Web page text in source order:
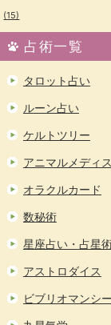
(15)
占術一覧
タロット占い
ルーン占い
ケルトツリー
アニマルメディ
オラクルカード
数秘術
星座占い・占星
アストロダイス
ビブリオマンシー